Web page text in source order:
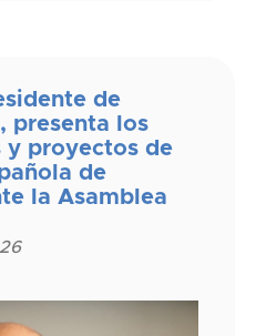
de
presenta los
y proyectos de
de
la Asamblea